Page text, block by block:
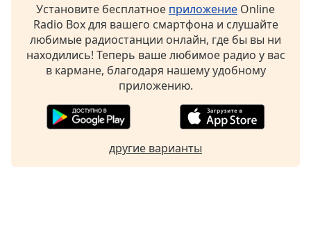
window.
Установите бесплатное приложение Online
Radio Box для вашего смартфона и слушайте
любимые радиостанции онлайн, где бы вы ни
находились! Теперь ваше любимое радио у вас
в кармане, благодаря нашему удобному
приложению.
другие варианты